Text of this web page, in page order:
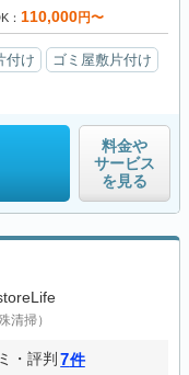
110,000円〜
付け
ゴミ屋敷片付け
料金や
サービス
を見る
清掃）
・評判 7件